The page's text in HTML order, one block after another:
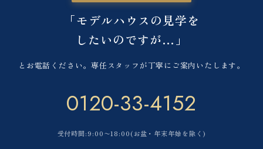
「モデルハウスの見学を
したいのですが…」
とお電話ください。専任スタッフが丁寧にご案内いたします。
0120-33-4152
受付時間:9:00〜18:00(お盆・年末年始を除く)